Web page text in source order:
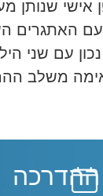
שנותן
עם האתגרים
עם שני
משלב